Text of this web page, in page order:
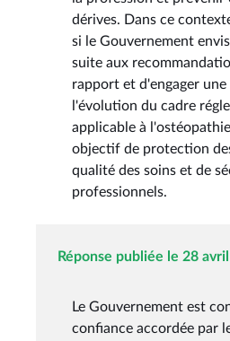
dérives. Dans ce
si le Gouvernement
suite aux
rapport et d'engager
l'évolution du cadre
applicable à
objectif de protection
qualité des soins et de
professionnels.
Réponse publiée le 28
Le Gouvernement est
confiance accordée par